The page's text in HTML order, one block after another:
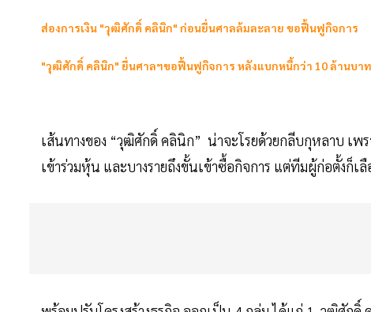
ส่องการเงิน "วุฒิศักดิ์ คลินิก" ก่อนยื่นศาลล้มละลาย ขอฟื้นฟูกิจการ
"วุฒิศักดิ์ คลินิก" ยื่นศาลฯขอฟื้นฟูกิจการ หลังแบกหนี้กว่า 10 ล้านบาท
เส้นทางของ “วุฒิศักดิ์ คลินิก” น่าจะโรยด้วยกลีบกุหลาบ เ
เข้าร่วมหุ้น และบางรายถึงขั้นเข้าซื้อกิจการ แต่ทีมผู้ก่อตั้งก็